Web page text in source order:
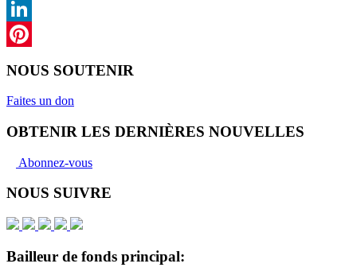
X
LinkedIn
NOUS SOUTENIR
Faites un don
OBTENIR LES DERNIÈRES NOUVELLES
Abonnez-vous
NOUS SUIVRE
Bailleur de fonds principal: